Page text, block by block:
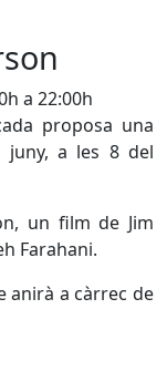
a 22:00h
proposa una
juny, a les 8 del
un film de Jim
Farahani.
anirà a càrrec de